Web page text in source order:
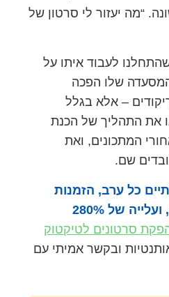
“מה יעזור לי סרטון של
לעבוד איתו על
המסעדה שלו הפכה
– אלא בגלל
את התהליך של הכנת
המתכונים, ואת
שם.
כל ערב, הזמנות
מראש לחודש קדימה, ועלייה של 280%
סרטונים לטיקטוק
ובקשר אמיתי עם